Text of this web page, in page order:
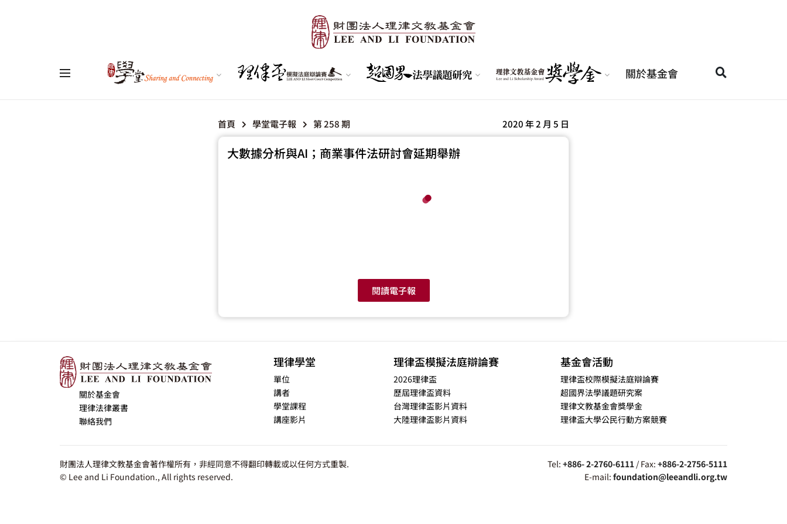
關於基金會
首頁 學堂電子報 第 258 期 2020 年 2 月 5 日
大數據分析與AI；商業事件法研討會延期舉辦
閱讀電子報
關於基金會
理律法律叢書
聯絡我們
理律學堂
單位
講者
學堂課程
講座影片
理律盃模擬法庭辯論賽
2026理律盃
歷屆理律盃資料
台灣理律盃影片資料
大陸理律盃影片資料
基金會活動
理律盃校際模擬法庭辯論賽
超國界法學議題研究案
理律文教基金會獎學金
理律盃大學公民行動方案競賽
財團法人理律文教基金會著作權所有，非經同意不得翻印轉載或以任何方式重製.
© Lee and Li Foundation., All rights reserved.
Tel: +886- 2-2760-6111 / Fax: +886-2-2756-5111
E-mail: foundation@leeandli.org.tw